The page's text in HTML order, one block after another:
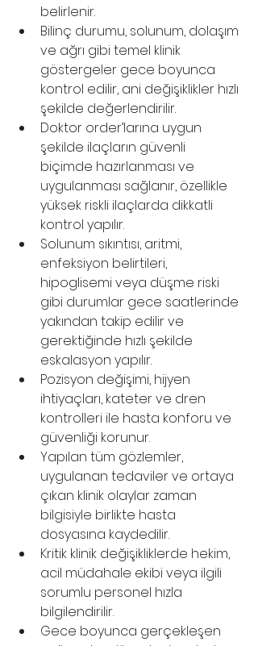
belirlenir.
Bilinç durumu, solunum, dolaşım
ve ağrı gibi temel klinik
göstergeler gece boyunca
kontrol edilir, ani değişiklikler hızlı
şekilde değerlendirilir.
Doktor order’larına uygun
şekilde ilaçların güvenli
biçimde hazırlanması ve
uygulanması sağlanır, özellikle
yüksek riskli ilaçlarda dikkatli
kontrol yapılır.
Solunum sıkıntısı, aritmi,
enfeksiyon belirtileri,
hipoglisemi veya düşme riski
gibi durumlar gece saatlerinde
yakından takip edilir ve
gerektiğinde hızlı şekilde
eskalasyon yapılır.
Pozisyon değişimi, hijyen
ihtiyaçları, kateter ve dren
kontrolleri ile hasta konforu ve
güvenliği korunur.
Yapılan tüm gözlemler,
uygulanan tedaviler ve ortaya
çıkan klinik olaylar zaman
bilgisiyle birlikte hasta
dosyasına kaydedilir.
Kritik klinik değişikliklerde hekim,
acil müdahale ekibi veya ilgili
sorumlu personel hızla
bilgilendirilir.
Gece boyunca gerçekleşen